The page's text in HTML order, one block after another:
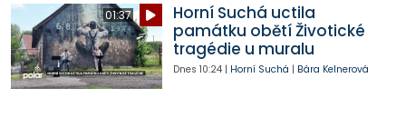
01:37
Horní Suchá uctila
památku obětí Životické
tragédie u muralu
Dnes 10:24| Horní Suchá | Bára Kelnerová